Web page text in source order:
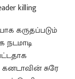
கருதப்படும்
சுரே